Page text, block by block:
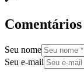
Comentários
Seu nome
Seu e-mail